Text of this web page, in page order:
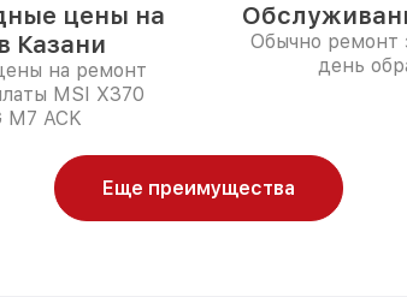
цены на
Казани
на ремонт
MSI X370
M7 ACK
Обычно ремонт
день
Еще преимущества